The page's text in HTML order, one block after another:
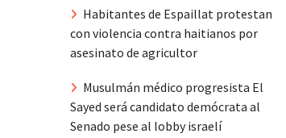
Habitantes de Espaillat protestan
con violencia contra haitianos por
asesinato de agricultor
Musulmán médico progresista El
Sayed será candidato demócrata al
Senado pese al lobby israelí